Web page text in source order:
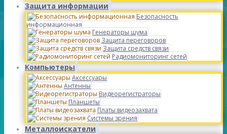
Защита информации
Безопасность
информационная
Генераторы шума
Защита переговоров
Защита средств связи
Радиомониторинг сетей
Компьютеры
Аксессуары
Антенны
Видеорегистраторы
Планшеты
Платы видеозахвата
Системы зрения
Металлоискатели